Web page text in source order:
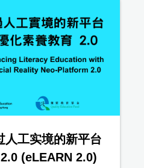
人工实境的新平台
(eLEARN 2.0)